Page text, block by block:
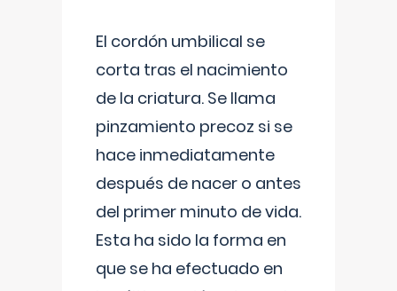
El cordón umbilical se
corta tras el nacimiento
de la criatura. Se llama
pinzamiento precoz si se
hace inmediatamente
después de nacer o antes
del primer minuto de vida.
Esta ha sido la forma en
que se ha efectuado en